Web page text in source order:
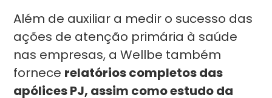
Além de auxiliar a medir o sucesso das
ações de atenção primária à saúde
nas empresas, a Wellbe também
fornece relatórios completos das
apólices PJ, assim como estudo da